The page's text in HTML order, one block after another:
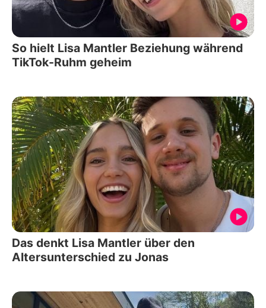
So hielt Lisa Mantler Beziehung während
TikTok-Ruhm geheim
Das denkt Lisa Mantler über den
Altersunterschied zu Jonas